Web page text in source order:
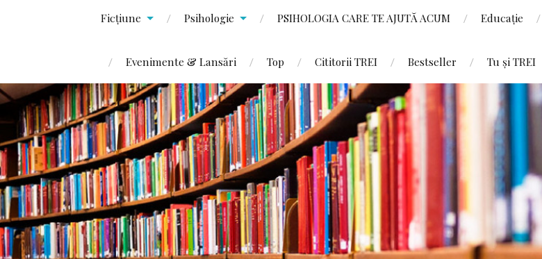
Ficțiune Psihologie PSIHOLOGIA CARE TE AJUTĂ ACUM Educație
Evenimente & Lansări Top Cititorii TREI Bestseller Tu și TREI